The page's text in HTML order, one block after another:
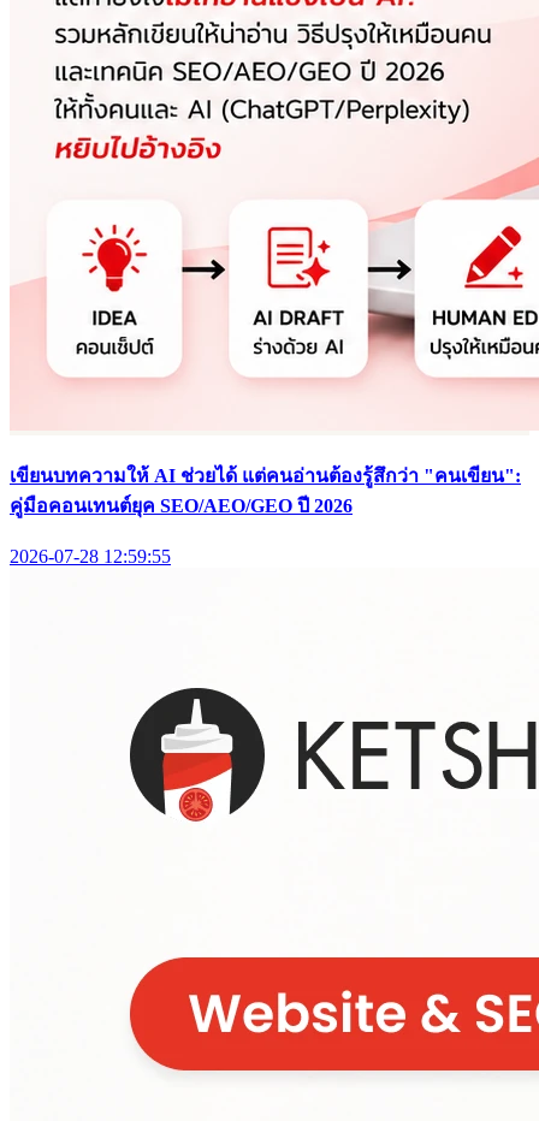
เขียนบทความให้ AI ช่วยได้ แต่คนอ่านต้องรู้สึกว่า "คนเขียน":
คู่มือคอนเทนต์ยุค SEO/AEO/GEO ปี 2026
2026-07-28 12:59:55